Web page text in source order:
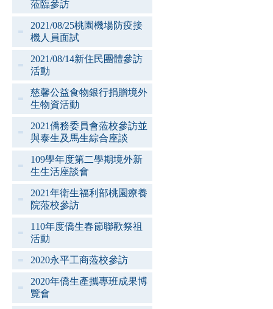
蒞臨參訪
2021/08/25桃園機場防疫接
機人員面試
2021/08/14新住民團體參訪
活動
慈馨公益食物銀行捐贈境外
生物資活動
2021僑務委員會蒞校參訪並
與泰生及馬生綜合座談
109學年度第二學期境外新
生生活座談會
2021年衛生福利部桃園療養
院蒞校參訪
110年度僑生春節聯歡祭祖
活動
2020永平工商蒞校參訪
2020年僑生產攜專班成果博
覽會